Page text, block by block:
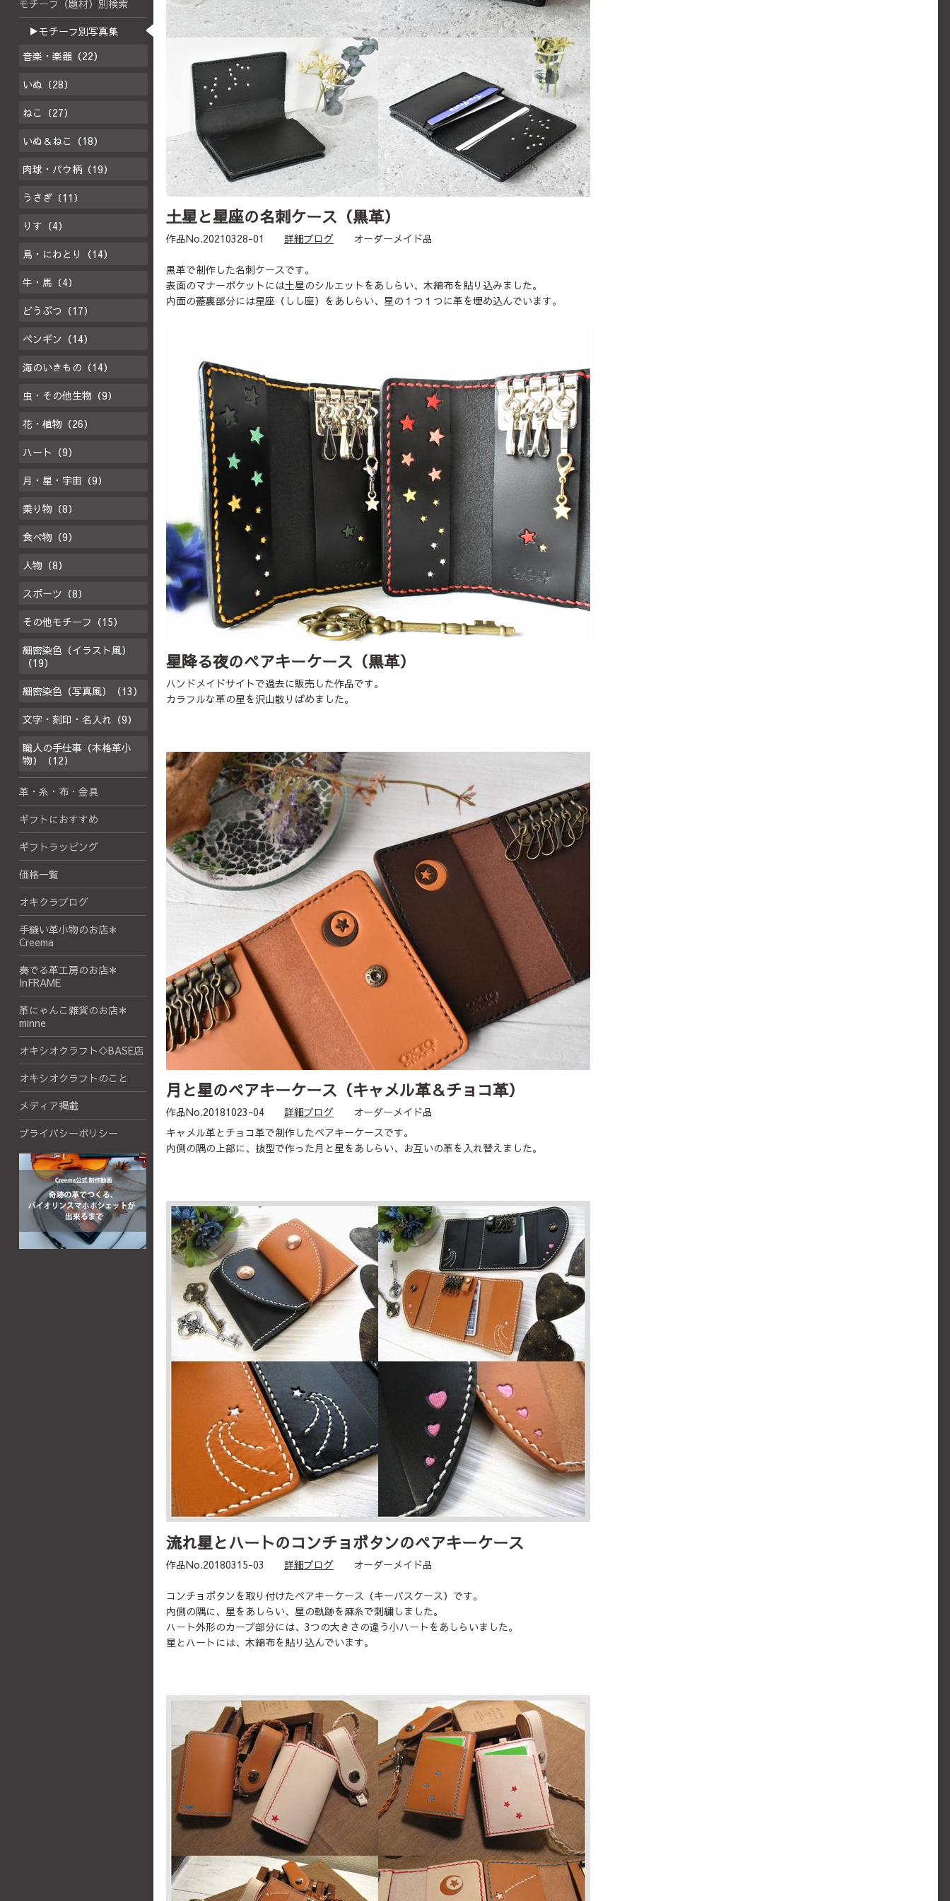
土星と星座の名刺ケース（黒革）
作品No.20210328-01 詳細ブログ オーダーメイド品
黒革で制作した名刺ケースです。
表面のマナーポケットには土星のシルエットをあしらい、木綿布を貼り込みました。
内面の蓋裏部分には星座（しし座）をあしらい、星の１つ１つに革を埋め込んでいます。
星降る夜のペアキーケース（黒革）
ハンドメイドサイトで過去に販売した作品です。
カラフルな革の星を沢山散りばめました。
月と星のペアキーケース（キャメル革＆チョコ革）
作品No.20181023-04 詳細ブログ オーダーメイド品
キャメル革とチョコ革で制作したペアキーケースです。
内側の隅の上部に、抜型で作った月と星をあしらい、お互いの革を入れ替えました。
流れ星とハートのコンチョボタンのペアキーケース
作品No.20180315-03 詳細ブログ オーダーメイド品
コンチョボタンを取り付けたペアキーケース（キーパスケース）です。
内側の隅に、星をあしらい、星の軌跡を麻糸で刺繍しました。
ハート外形のカーブ部分には、3つの大きさの違う小ハートをあしらいました。
星とハートには、木綿布を貼り込んでいます。
モチーフ（題材）別検索
▶モチーフ別写真集
音楽・楽器（22）
いぬ（28）
ねこ（27）
いぬ＆ねこ（18）
肉球・パウ柄（19）
うさぎ（11）
りす（4）
鳥・にわとり（14）
牛・馬（4）
どうぶつ（17）
ペンギン（14）
海のいきもの（14）
虫・その他生物（9）
花・植物（26）
ハート（9）
月・星・宇宙（9）
乗り物（8）
食べ物（9）
人物（8）
スポーツ（8）
その他モチーフ（15）
細密染色（イラスト風）
（19）
細密染色（写真風）（13）
文字・刻印・名入れ（9）
職人の手仕事（本格革小
物）（12）
革・糸・布・金具
ギフトにおすすめ
ギフトラッピング
価格一覧
オキクラブログ
手縫い革小物のお店＊
Creema
奏でる革工房のお店＊
InFRAME
革にゃんこ雑貨のお店＊
minne
オキシオクラフト◇BASE店
オキシオクラフトのこと
メディア掲載
プライバシーポリシー